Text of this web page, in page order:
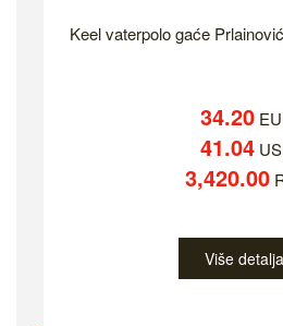
Keel vaterpolo gaće
34.20
41.04
3,420.00
Više detalja